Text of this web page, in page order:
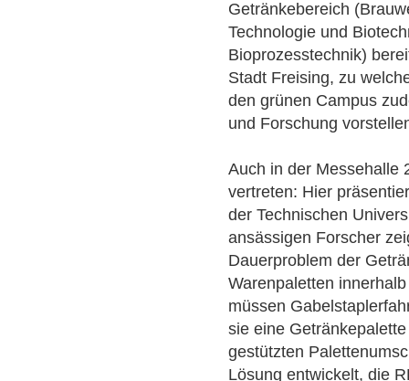
Getränkebereich
Technologie und
Bioprozesstechnik)
Stadt Freising, zu
den grünen Campus
und Forschung
Auch in der Messehalle
vertreten: Hier
der Technischen
ansässigen Forscher
Dauerproblem der
Warenpaletten
müssen
sie eine
gestützten
Lösung entwickelt, die